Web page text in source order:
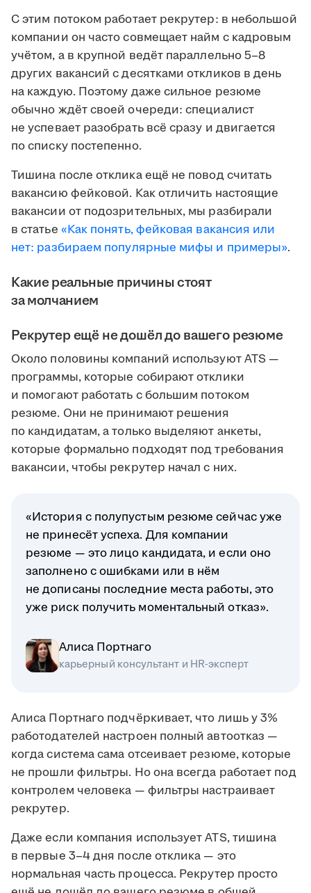
С этим потоком работает рекрутер: в небольшой
компании он часто совмещает найм с кадровым
учётом, а в крупной ведёт параллельно 5–8
других вакансий с десятками откликов в день
на каждую. Поэтому даже сильное резюме
обычно ждёт своей очереди: специалист
не успевает разобрать всё сразу и двигается
по списку постепенно.
Тишина после отклика ещё не повод считать
вакансию фейковой. Как отличить настоящие
вакансии от подозрительных, мы разбирали
в статье «Как понять, фейковая вакансия или
нет: разбираем популярные мифы и примеры».
Какие реальные причины стоят
за молчанием
Рекрутер ещё не дошёл до вашего резюме
Около половины компаний используют ATS —
программы, которые собирают отклики
и помогают работать с большим потоком
резюме. Они не принимают решения
по кандидатам, а только выделяют анкеты,
которые формально подходят под требования
вакансии, чтобы рекрутер начал с них.
«История с полупустым резюме сейчас уже
не принесёт успеха. Для компании
резюме — это лицо кандидата, и если оно
заполнено с ошибками или в нём
не дописаны последние места работы, это
уже риск получить моментальный отказ».
Алиса Портнаго
карьерный консультант и HR-эксперт
Алиса Портнаго подчёркивает, что лишь у 3%
работодателей настроен полный автоотказ —
когда система сама отсеивает резюме, которые
не прошли фильтры. Но она всегда работает под
контролем человека — фильтры настраивает
рекрутер.
Даже если компания использует ATS, тишина
в первые 3–4 дня после отклика — это
нормальная часть процесса. Рекрутер просто